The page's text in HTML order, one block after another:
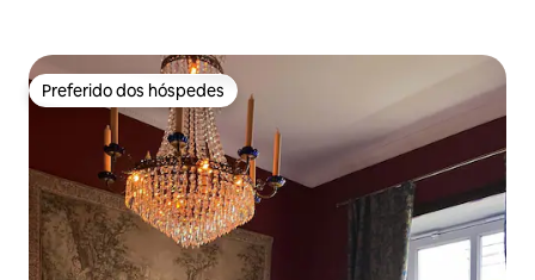
Preferido dos hóspedes
Preferido dos hóspedes